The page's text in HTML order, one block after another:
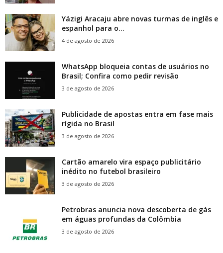
Yázigi Aracaju abre novas turmas de inglês e
espanhol para o...
4 de agosto de 2026
WhatsApp bloqueia contas de usuários no
Brasil; Confira como pedir revisão
3 de agosto de 2026
Publicidade de apostas entra em fase mais
rígida no Brasil
3 de agosto de 2026
Cartão amarelo vira espaço publicitário
inédito no futebol brasileiro
3 de agosto de 2026
Petrobras anuncia nova descoberta de gás
em águas profundas da Colômbia
3 de agosto de 2026